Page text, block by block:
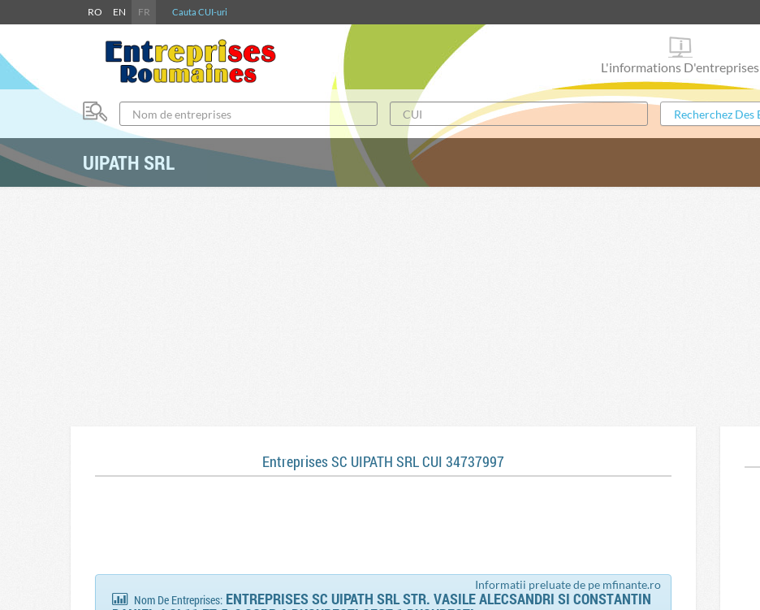
RO EN FR Cauta CUI-uri
L'informations D'entreprises
UIPATH SRL
Entreprises SC UIPATH SRL CUI 34737997
Informatii preluate de pe mfinante.ro
Nom De Entreprises: ENTREPRISES SC UIPATH SRL STR. VASILE ALECSANDRI SI CONSTANTIN